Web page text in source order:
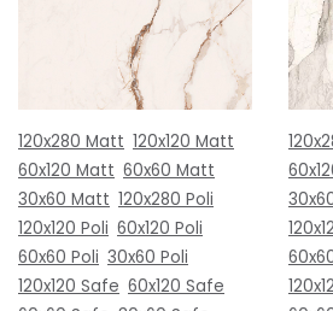
120x280 Matt 120x120 Matt
60x120 Matt 60x60 Matt
30x60 Matt 120x280 Poli
120x120 Poli 60x120 Poli
60x60 Poli 30x60 Poli
120x120 Safe 60x120 Safe